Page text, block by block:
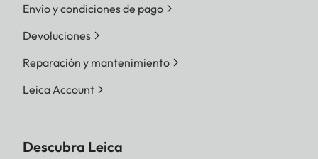
Envío y condiciones de pago
Devoluciones
Reparación y mantenimiento
Leica Account
Descubra Leica